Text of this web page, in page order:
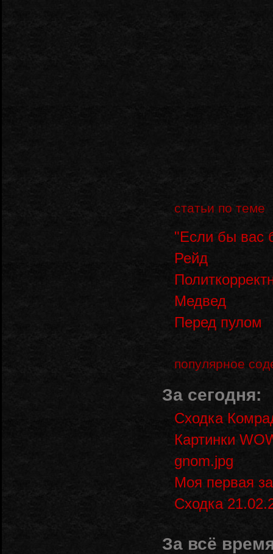
статьи по теме
"Если бы вас
Рейд
Медвед
Перед пулом
популярное
За сегодня:
Сходка
Картинки
gnom.jpg
Моя первая
Сходка
За всё